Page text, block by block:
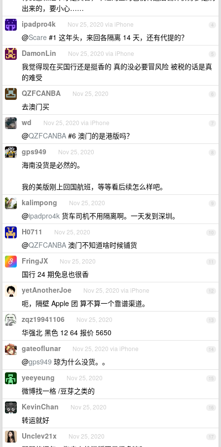
出来的，要小心……
4
ipadpro4k Nov 25, 2020 via iPhone
@Scare #1 这年头，来回各隔离 14 天，还有代提的？
5
DamonLin Nov 25, 2020 via iPhone
我觉得现在买国行还是挺香的 真的没必要冒风险 被税的话是真
的难受
6
QZFCANBA Nov 25, 2020
去澳门买
7
wd Nov 25, 2020 via iPhone
@QZFCANBA #6 澳门的是港版吗？
8
gps949 Nov 25, 2020
海南没货是必然的。
我的美版刚上回国航班，等等看后续怎么样吧。
9
kalimpong Nov 25, 2020
@ipadpro4k 货车司机不用隔离啊。一天发到深圳。
10
H0711 Nov 25, 2020
@QZFCANBA 澳门不知道啥时候铺货
11
FringJX Nov 25, 2020
国行 24 期免息也很香
12
yetAnotherJoe Nov 25, 2020 via iPhone
呃，隔壁 Apple 团 算不算一个靠谱渠道。
13
zqz19941106 Nov 25, 2020
华强北 黑色 12 64 报价 5650
14
gateoflunar Nov 25, 2020 via iPhone
@gps949 琼为什么没货。。
15
yeeyeung Nov 25, 2020
微博找一格 /豆芽之类的
16
KevinChan Nov 25, 2020
转运就好
17
Unclev21x Nov 25, 2020